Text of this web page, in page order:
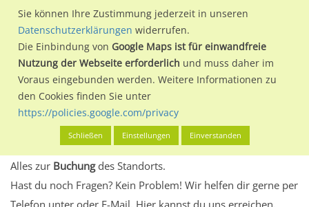
St.
Wir erheben für jede unserer Werbeflächen individuelle und
aktuelleStandortinformationenundLeistungswerte. Damit
kannst du dich schon vor der Buchung im Detail über den
Standort, seine Reichweite und Werbewirkung sowie
eventuelle Beschränkungen in den zugelassenen
Werbeinhalten informieren.
Alles klar? Dann findest du direkt im unteren Teil dieser Seite
Alles zur Buchungdes Standorts.
Hast du noch Fragen? Kein Problem! Wir helfen dir gerne per
Telefon unter oder E-Mail. Hier kannst du uns erreichen.
Sie können Ihre Zustimmung jederzeit in unseren
Datenschutzerklärungen widerrufen.
Die Einbindung von Google Maps ist für einwandfreie
Nutzung der Webseite erforderlich und muss daher im
Voraus eingebunden werden. Weitere Informationen zu
den Cookies finden Sie unter
https://policies.google.com/privacy
Schließen Einstellungen Einverstanden